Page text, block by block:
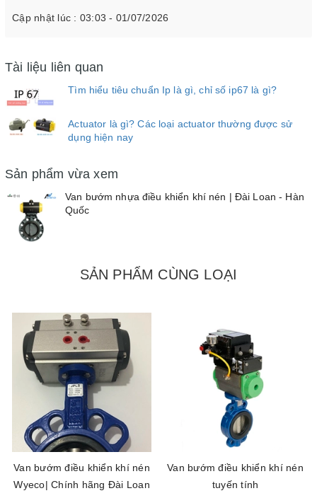
Cập nhật lúc : 03:03 - 01/07/2026
Tài liệu liên quan
Tìm hiểu tiêu chuẩn Ip là gì, chỉ số ip67 là gì?
Actuator là gì? Các loại actuator thường được sử
dụng hiện nay
Sản phẩm vừa xem
Van bướm nhựa điều khiển khí nén | Đài Loan - Hàn
Quốc
SẢN PHẨM CÙNG LOẠI
Van bướm điều khiển khí nén
Wyeco| Chính hãng Đài Loan
Van bướm điều khiển khí nén
tuyến tính